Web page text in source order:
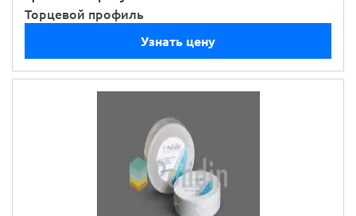
Торцевой профиль
Узнать цену